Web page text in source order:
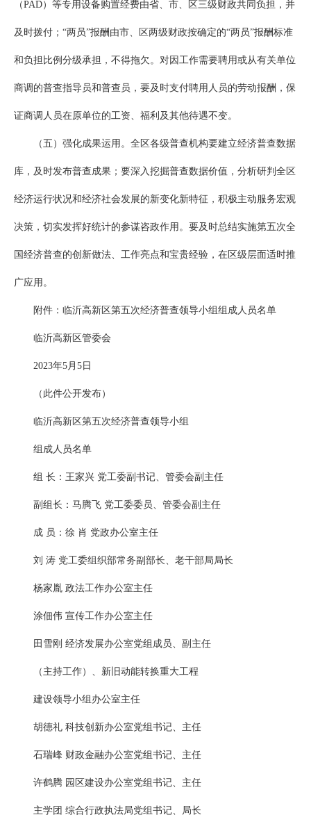
（PAD）等专用设备购置经费由省、市、区三级财政共同负担，并
及时拨付；“两员”报酬由市、区两级财政按确定的“两员”报酬标准
和负担比例分级承担，不得拖欠。对因工作需要聘用或从有关单位
商调的普查指导员和普查员，要及时支付聘用人员的劳动报酬，保
证商调人员在原单位的工资、福利及其他待遇不变。
（五）强化成果运用。全区各级普查机构要建立经济普查数据
库，及时发布普查成果；要深入挖掘普查数据价值，分析研判全区
经济运行状况和经济社会发展的新变化新特征，积极主动服务宏观
决策，切实发挥好统计的参谋咨政作用。要及时总结实施第五次全
国经济普查的创新做法、工作亮点和宝贵经验，在区级层面适时推
广应用。
附件：临沂高新区第五次经济普查领导小组组成人员名单
临沂高新区管委会
2023年5月5日
（此件公开发布）
临沂高新区第五次经济普查领导小组
组成人员名单
组 长：王家兴 党工委副书记、管委会副主任
副组长：马腾飞 党工委委员、管委会副主任
成 员：徐 肖 党政办公室主任
刘 涛 党工委组织部常务副部长、老干部局局长
杨家胤 政法工作办公室主任
涂佃伟 宣传工作办公室主任
田雪刚 经济发展办公室党组成员、副主任
（主持工作）、新旧动能转换重大工程
建设领导小组办公室主任
胡德礼 科技创新办公室党组书记、主任
石瑞峰 财政金融办公室党组书记、主任
许鹤腾 园区建设办公室党组书记、主任
主学团 综合行政执法局党组书记、局长